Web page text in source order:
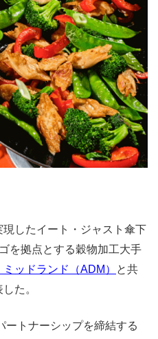
したイート・ジャスト傘下
を拠点とする穀物加工大手
ッドランド（ADM）
と共
た。
ートナーシップを締結する